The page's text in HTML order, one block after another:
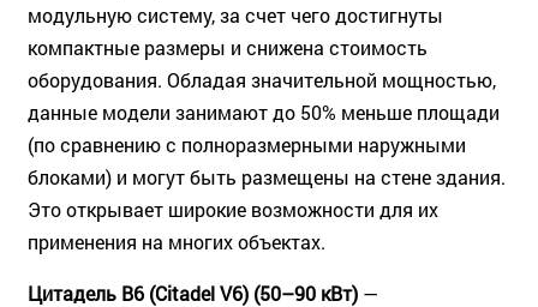
модульную систему, за счет чего достигнуты
компактные размеры и снижена стоимость
оборудования. Обладая значительной мощностью,
данные модели занимают до 50% меньше площади
(по сравнению с полноразмерными наружными
блоками) и могут быть размещены на стене здания.
Это открывает широкие возможности для их
применения на многих объектах.
Цитадель В6 (Citadel V6) (50–90 кВт) —